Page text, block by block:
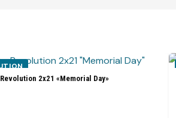
Revolution 2x21 «Memorial Day»